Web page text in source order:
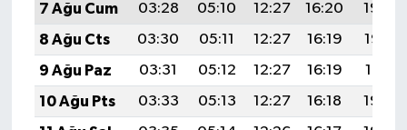
7 Ağu Cum
03:28 05:10 12:27 16:20
19:34
8 Ağu Cts
03:30 05:11 12:27 16:19
19:33
9 Ağu Paz
03:31 05:12 12:27 16:19
19:31
10 Ağu Pts
03:33 05:13 12:27 16:18
19:30